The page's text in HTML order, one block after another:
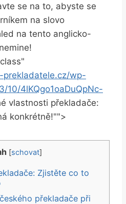
se na to, abyste se
na slovo
na tento anglicko-
wp-
10/4lKQgo1oaDuQpNc-
vlastnosti překladače:
konkrétně!"">
[schovat]
Zjistěte co to
překladače při